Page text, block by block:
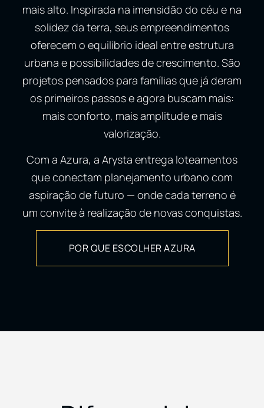
mais alto. Inspirada na imensidão do céu e na
solidez da terra, seus empreendimentos
oferecem o equilíbrio ideal entre estrutura
urbana e possibilidades de crescimento. São
projetos pensados para famílias que já deram
os primeiros passos e agora buscam mais:
mais conforto, mais amplitude e mais
valorização.
Com a Azura, a Arysta entrega loteamentos
que conectam planejamento urbano com
aspiração de futuro — onde cada terreno é
um convite à realização de novas conquistas.
POR QUE ESCOLHER AZURA